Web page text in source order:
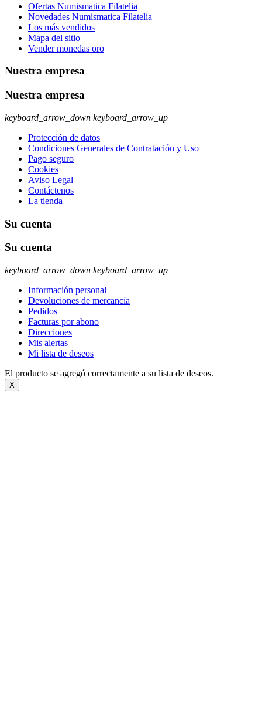
Ofertas Numismatica Filatelia
Novedades Numismatica Filatelia
Los más vendidos
Mapa del sitio
Vender monedas oro
Nuestra empresa
Nuestra empresa
keyboard_arrow_down keyboard_arrow_up
Protección de datos
Condiciones Generales de Contratación y Uso
Pago seguro
Cookies
Aviso Legal
Contáctenos
La tienda
Su cuenta
Su cuenta
keyboard_arrow_down keyboard_arrow_up
Información personal
Devoluciones de mercancía
Pedidos
Facturas por abono
Direcciones
Mis alertas
Mi lista de deseos
El producto se agregó correctamente a su lista de deseos.
X